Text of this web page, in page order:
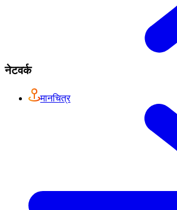
नेटवर्क
मानचित्र